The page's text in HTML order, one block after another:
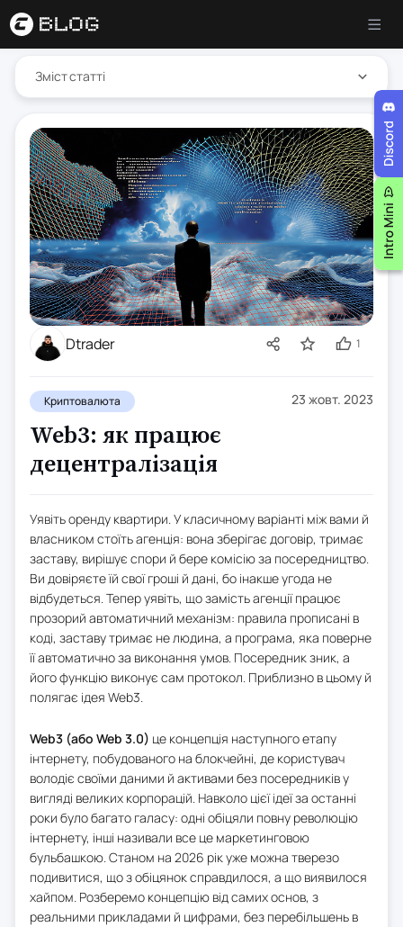
Зміст статті
Dtrader
Криптовалюта 23 жовт. 2023
1
Web3: як працює
децентралізація
Уявіть оренду квартири. У класичному варіанті між вами й
власником стоїть агенція: вона зберігає договір, тримає
заставу, вирішує спори й бере комісію за посередництво.
Ви довіряєте їй свої гроші й дані, бо інакше угода не
відбудеться. Тепер уявіть, що замість агенції працює
прозорий автоматичний механізм: правила прописані в
коді, заставу тримає не людина, а програма, яка поверне
її автоматично за виконання умов. Посередник зник, а
його функцію виконує сам протокол. Приблизно в цьому й
полягає ідея Web3.
Web3 (або Web 3.0) це концепція наступного етапу
інтернету, побудованого на блокчейні, де користувач
володіє своїми даними й активами без посередників у
вигляді великих корпорацій. Навколо цієї ідеї за останні
роки було багато галасу: одні обіцяли повну революцію
інтернету, інші називали все це маркетинговою
бульбашкою. Станом на 2026 рік уже можна тверезо
подивитися, що з обіцянок справдилося, а що виявилося
хайпом. Розберемо концепцію від самих основ, з
реальними прикладами й цифрами, без перебільшень в